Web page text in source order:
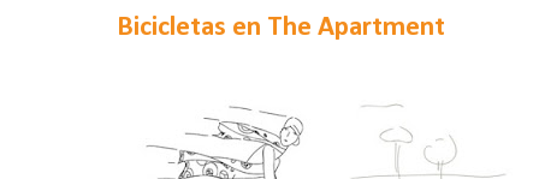
Bicicletas en The Apartment